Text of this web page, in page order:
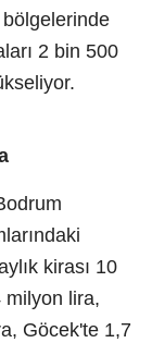
2 bin 500
kirası 10
milyon lira,
Göcek'te 1,7